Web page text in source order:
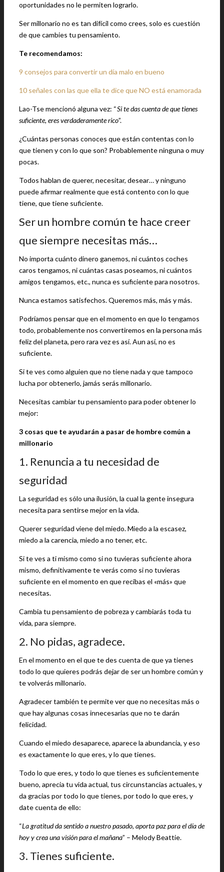
oportunidades no le permiten lograrlo.
Ser millonario no es tan difícil como crees, solo es cuestión
de que cambies tu pensamiento.
Te recomendamos:
9 consejos para convertir un día malo en bueno
10 señales con las que ella te dice que NO está enamorada
Lao-Tse mencionó alguna vez: “Si te das cuenta de que tienes
suficiente, eres verdaderamente rico”.
¿Cuántas personas conoces que están contentas con lo
que tienen y con lo que son? Probablemente ninguna o muy
pocas.
Todos hablan de querer, necesitar, desear… y ninguno
puede afirmar realmente que está contento con lo que
tiene, que tiene suficiente.
Ser un hombre común te hace creer
que siempre necesitas más…
No importa cuánto dinero ganemos, ni cuántos coches
caros tengamos, ni cuántas casas poseamos, ni cuántos
amigos tengamos, etc., nunca es suficiente para nosotros.
Nunca estamos satisfechos. Queremos más, más y más.
Podríamos pensar que en el momento en que lo tengamos
todo, probablemente nos convertiremos en la persona más
feliz del planeta, pero rara vez es así. Aun así, no es
suficiente.
Si te ves como alguien que no tiene nada y que tampoco
lucha por obtenerlo, jamás serás millonario.
Necesitas cambiar tu pensamiento para poder obtener lo
mejor:
3 cosas que te ayudarán a pasar de hombre común a
millonario
1. Renuncia a tu necesidad de
seguridad
La seguridad es sólo una ilusión, la cual la gente insegura
necesita para sentirse mejor en la vida.
Querer seguridad viene del miedo. Miedo a la escasez,
miedo a la carencia, miedo a no tener, etc.
Si te ves a ti mismo como si no tuvieras suficiente ahora
mismo, definitivamente te verás como si no tuvieras
suficiente en el momento en que recibas el «más» que
necesitas.
Cambia tu pensamiento de pobreza y cambiarás toda tu
vida, para siempre.
2. No pidas, agradece.
En el momento en el que te des cuenta de que ya tienes
todo lo que quieres podrás dejar de ser un hombre común y
te volverás millonario.
Agradecer también te permite ver que no necesitas más o
que hay algunas cosas innecesarias que no te darán
felicidad.
Cuando el miedo desaparece, aparece la abundancia, y eso
es exactamente lo que eres, y lo que tienes.
Todo lo que eres, y todo lo que tienes es suficientemente
bueno, aprecia tu vida actual, tus circunstancias actuales, y
da gracias por todo lo que tienes, por todo lo que eres, y
date cuenta de ello:
“La gratitud da sentido a nuestro pasado, aporta paz para el día de
hoy y crea una visión para el mañana” – Melody Beattie.
3. Tienes suficiente.